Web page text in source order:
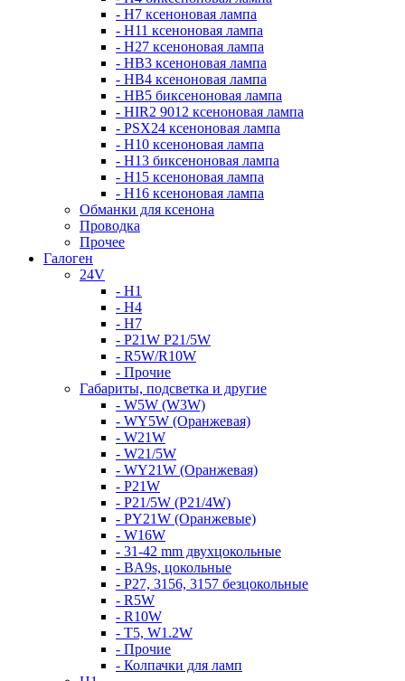
- H7 ксеноновая лампа
- H11 ксеноновая лампа
- H27 ксеноновая лампа
- HB3 ксеноновая лампа
- HB4 ксеноновая лампа
- HB5 биксеноновая лампа
- HIR2 9012 ксеноновая лампа
- PSX24 ксеноновая лампа
- H10 ксеноновая лампа
- H13 биксеноновая лампа
- H15 ксеноновая лампа
- H16 ксеноновая лампа
Обманки для ксенона
Проводка
Прочее
Галоген
24V
- H1
- H4
- H7
- P21W P21/5W
- R5W/R10W
- Прочие
Габариты, подсветка и другие
- W5W (W3W)
- WY5W (Оранжевая)
- W21W
- W21/5W
- WY21W (Оранжевая)
- P21W
- P21/5W (P21/4W)
- PY21W (Оранжевые)
- W16W
- 31-42 mm двухцокольные
- BA9s, цокольные
- P27, 3156, 3157 безцокольные
- R5W
- R10W
- T5, W1.2W
- Прочие
- Колпачки для ламп